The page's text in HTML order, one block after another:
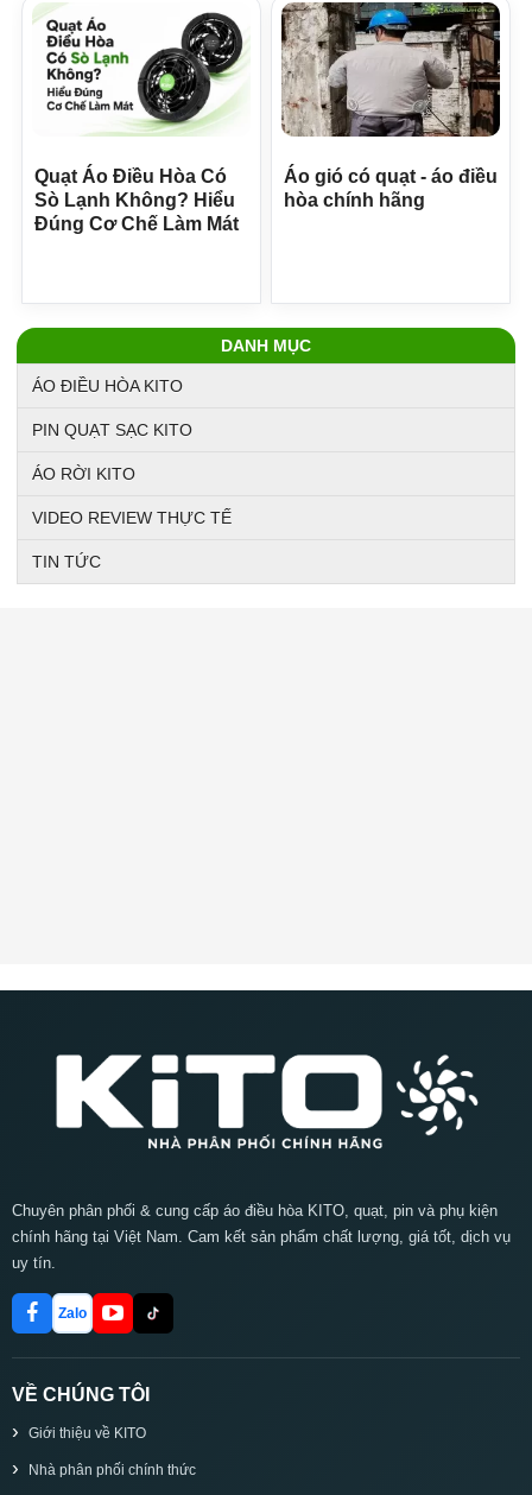
Quạt Áo Điều Hòa Có
Sò Lạnh Không? Hiểu
Đúng Cơ Chế Làm Mát
Áo gió có quạt - áo điều
hòa chính hãng
DANH MỤC
ÁO ĐIỀU HÒA KITO
PIN QUẠT SẠC KITO
ÁO RỜI KITO
VIDEO REVIEW THỰC TẾ
TIN TỨC
Chuyên phân phối & cung cấp áo điều hòa KITO, quạt, pin và phụ kiện
chính hãng tại Việt Nam. Cam kết sản phẩm chất lượng, giá tốt, dịch vụ
uy tín.
Zalo
VỀ CHÚNG TÔI
Giới thiệu về KITO
Nhà phân phối chính thức